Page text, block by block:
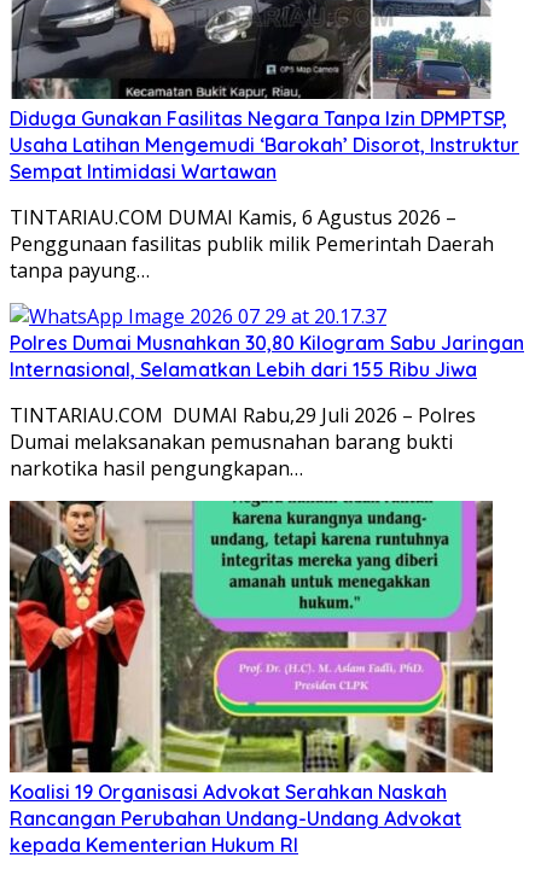
Diduga Gunakan Fasilitas Negara Tanpa Izin DPMPTSP,
Usaha Latihan Mengemudi ‘Barokah’ Disorot, Instruktur
Sempat Intimidasi Wartawan
TINTARIAU.COM DUMAI Kamis, 6 Agustus 2026 –
Penggunaan fasilitas publik milik Pemerintah Daerah
tanpa payung…
Polres Dumai Musnahkan 30,80 Kilogram Sabu Jaringan
Internasional, Selamatkan Lebih dari 155 Ribu Jiwa
TINTARIAU.COM DUMAI Rabu,29 Juli 2026 – Polres
Dumai melaksanakan pemusnahan barang bukti
narkotika hasil pengungkapan…
Koalisi 19 Organisasi Advokat Serahkan Naskah
Rancangan Perubahan Undang-Undang Advokat
kepada Kementerian Hukum RI